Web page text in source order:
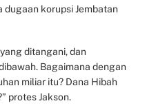
dugaan korupsi Jembatan
ditangani, dan
Bagaimana dengan
miliar itu? Dana Hibah
protes Jakson.